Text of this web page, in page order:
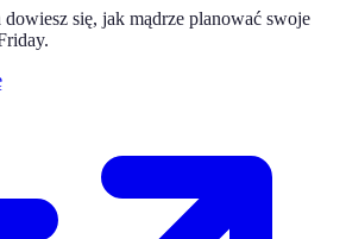
się, jak mądrze planować swoje